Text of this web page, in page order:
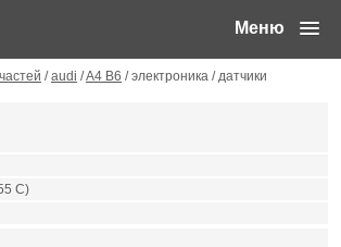
Меню
/audi /A4 B6 / электроника / датчики
C)